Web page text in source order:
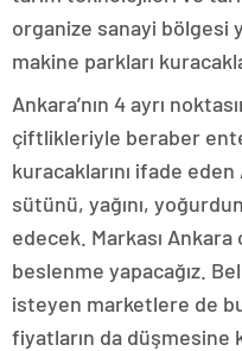
organize sanayi bölgesi
makine parkları
Ankara’nın 4 ayrı
çiftlikleriyle beraber
kuracaklarını ifade eden
sütünü, yağını,
edecek. Markası
beslenme yapacağız.
isteyen marketlere de
fiyatların da düşmesine